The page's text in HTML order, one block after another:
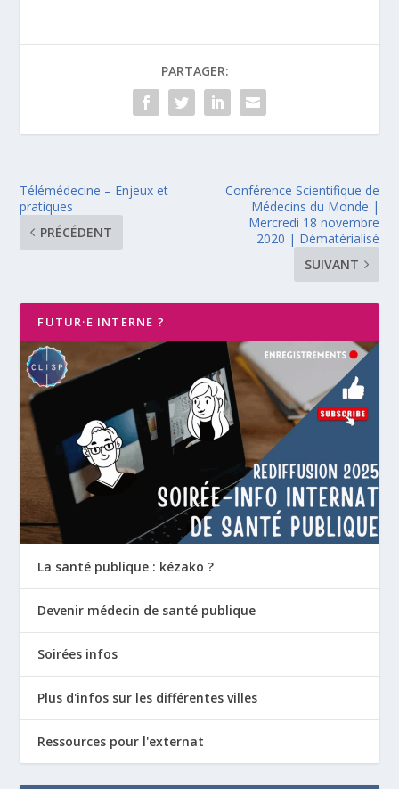
PARTAGER:
Télémédecine – Enjeux et
pratiques
PRÉCÉDENT
Conférence Scientifique de
Médecins du Monde |
Mercredi 18 novembre
2020 | Dématérialisé
SUIVANT
FUTUR·E INTERNE ?
La santé publique : kézako ?
Devenir médecin de santé publique
Soirées infos
Plus d'infos sur les différentes villes
Ressources pour l'externat